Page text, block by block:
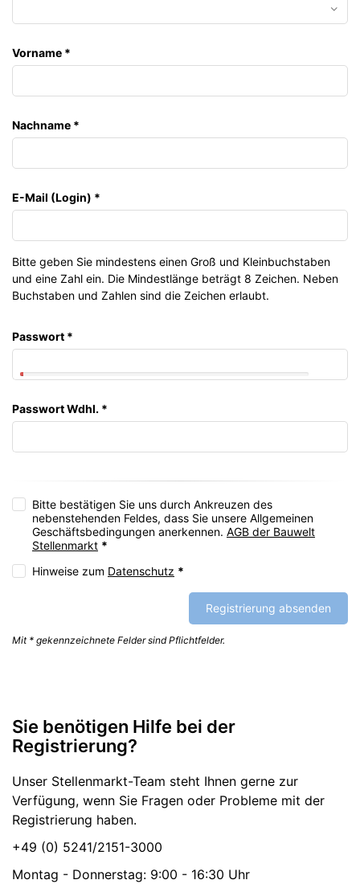
Vorname *
Nachname *
E-Mail (Login) *
Bitte geben Sie mindestens einen Groß und Kleinbuchstaben
und eine Zahl ein. Die Mindestlänge beträgt 8 Zeichen. Neben
Buchstaben und Zahlen sind die Zeichen erlaubt.
Passwort *
Passwort Wdhl. *
Bitte bestätigen Sie uns durch Ankreuzen des
nebenstehenden Feldes, dass Sie unsere Allgemeinen
Geschäftsbedingungen anerkennen. AGB der Bauwelt
Stellenmarkt *
Hinweise zum Datenschutz *
Registrierung absenden
Mit * gekennzeichnete Felder sind Pflichtfelder.
Sie benötigen Hilfe bei der
Registrierung?
Unser Stellenmarkt-Team steht Ihnen gerne zur
Verfügung, wenn Sie Fragen oder Probleme mit der
Registrierung haben.
+49 (0) 5241/2151-3000
Montag - Donnerstag: 9:00 - 16:30 Uhr